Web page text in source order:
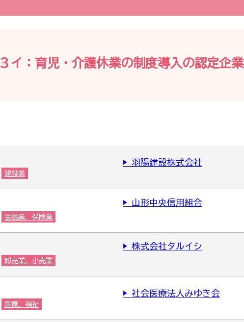
３イ：育児・介護休業の制度導入の認定企業
建設業
▶ 羽陽建設株式会社
金融業，保険業
▶ 山形中央信用組合
卸売業，小売業
▶ 株式会社タルイシ
医療，福祉
▶ 社会医療法人みゆき会